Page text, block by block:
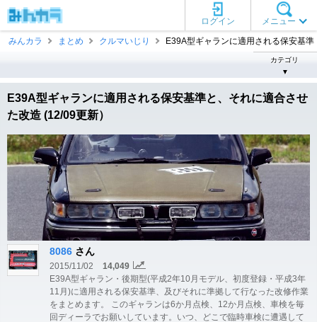
メニュー
ログイン
みんカラ
まとめ クルマいじり E39A型ギャランに適用される保安基準
カテゴリ
▼
E39A型ギャランに適用される保安基準と、それに適合させ
た改造 (12/09更新）
8086 さん
2015/11/02
14,049
E39A型ギャラン・後期型(平成2年10月モデル、初度登録・平成3年
11月)に適用される保安基準、及びそれに準拠して行なった改修作業
をまとめます。 このギャランは6か月点検、12か月点検、車検を毎
回ディーラでお願いしています。いつ、どこで臨時車検に遭遇して